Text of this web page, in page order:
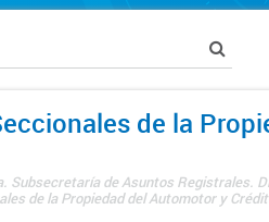
de la
Subsecretaría de Asuntos Registrales.
de la Propiedad del Automotor y